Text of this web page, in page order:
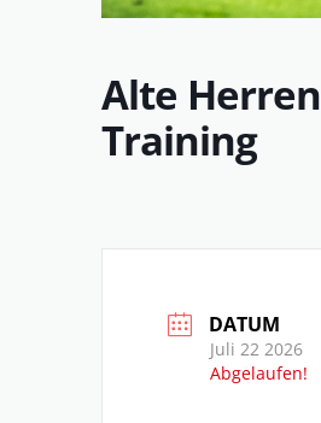
Alte Herren
Training
DATUM
Juli 22 2026
Abgelaufen!